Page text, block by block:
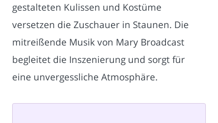
gestalteten Kulissen und Kostüme
versetzen die Zuschauer in Staunen. Die
mitreißende Musik von Mary Broadcast
begleitet die Inszenierung und sorgt für
eine unvergessliche Atmosphäre.